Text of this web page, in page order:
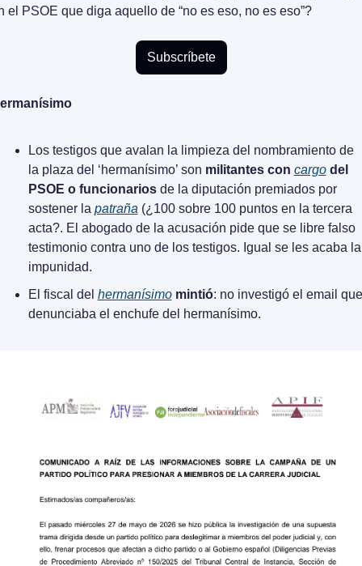
el PSOE que diga aquello de “no es eso, no es eso”?
Subscríbete
Los testigos que avalan la limpieza del nombramiento de
la plaza del ‘hermanísimo’ son militantes con cargo del
PSOE o funcionarios de la diputación premiados por
sostener la patraña (¿100 sobre 100 puntos en la tercera
acta?. El abogado de la acusación pide que se libre falso
testimonio contra uno de los testigos. Igual se les acaba la
impunidad.
El fiscal del hermanísimo mintió: no investigó el email que
denunciaba el enchufe del hermanísimo.